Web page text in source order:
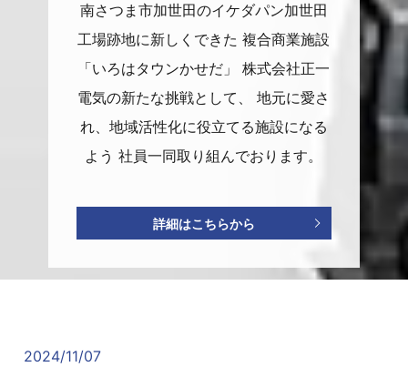
南さつま市加世田のイケダパン加世田
工場跡地に新しくできた 複合商業施設
「いろはタウンかせだ」 株式会社正一
電気の新たな挑戦として、 地元に愛さ
れ、地域活性化に役立てる施設になる
よう 社員一同取り組んでおります。
詳細はこちらから
2024/11/07